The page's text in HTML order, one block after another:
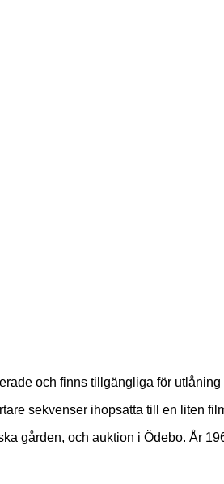
och finns tillgängliga för
sekvenser ihopsatta till en liten
gården, och auktion i Ödebo. År